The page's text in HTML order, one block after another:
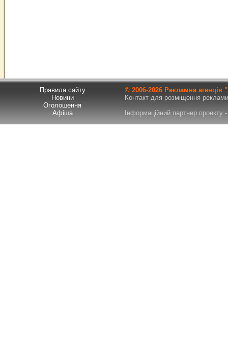
Правила сайту
Новини
Оголошення
Афіша
© 2006-2026 Рекламна
Контакт для розміщення
Інформаційний партнер проекту